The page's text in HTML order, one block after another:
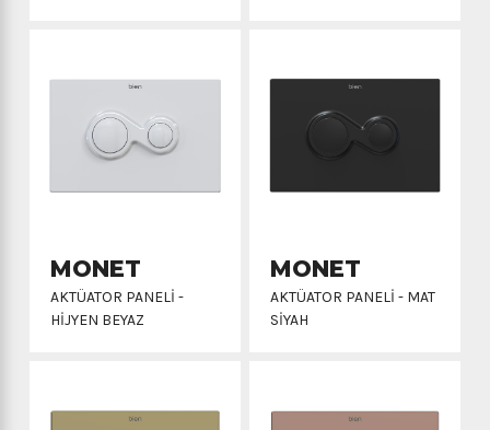
MONET
AKTÜATOR PANELI -
HIJYEN BEYAZ
MONET
AKTÜATOR PANELI - MAT
SIYAH